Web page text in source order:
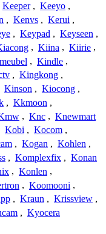
Keeper , Keeyo ,
, Kenvs , Kerui ,
, Keypad , Keyseen ,
, Kiina , Kiirie ,
, Kindle ,
, Kingkong ,
Kinson , Kiocong ,
, Kkmoon ,
, Knc , Knewmart
Kobi , Kocom ,
, Kogan , Kohlen ,
, Komplexfix , Konan
, Konlen ,
, Koomooni ,
, Kraun , Krissview ,
, Kyocera